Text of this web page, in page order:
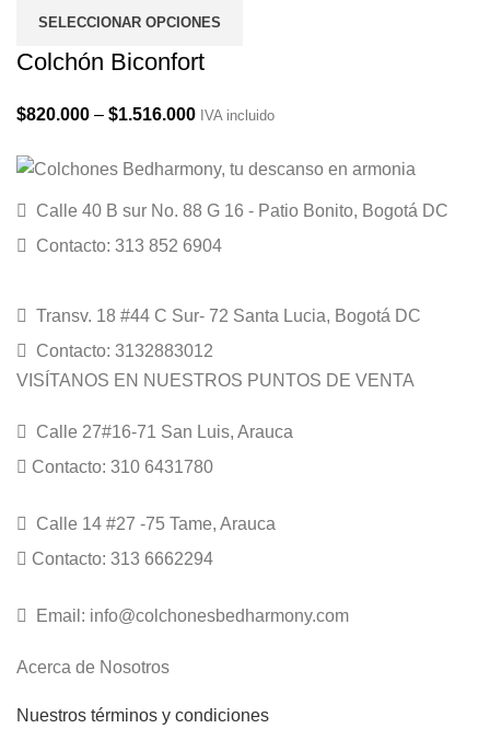
SELECCIONAR OPCIONES
Colchón Biconfort
$820.000 – $1.516.000Price
$820.000
$1.516.000
IVA incluido
Calle 40 B sur No. 88 G 16 - Patio Bonito, Bogotá DC
Contacto: 313 852 6904
Transv. 18 #44 C Sur- 72 Santa Lucia, Bogotá DC
Contacto: 3132883012
VISÍTANOS EN NUESTROS PUNTOS DE VENTA
Calle 27#16-71 San Luis, Arauca
Contacto: 310 6431780
Calle 14 #27 -75 Tame, Arauca
Contacto: 313 6662294
Email: info@colchonesbedharmony.com
Acerca de Nosotros
Nuestros términos y condiciones